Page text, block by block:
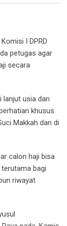
I DPRD
petugas agar
secara
lanjut usia dan
khusus
Makkah dan di
calon haji bisa
bagi
riwayat